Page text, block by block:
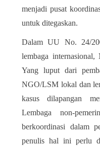
menjadi pusat
untuk ditegaskan.
Dalam UU No. 24/
lembaga internasional,
Yang luput dari
NGO/LSM lokal dan
kasus dilapangan
Lembaga non-
berkoordinasi dalam
penulis hal ini perlu